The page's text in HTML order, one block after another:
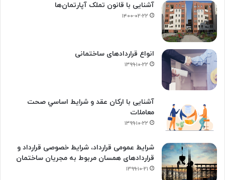
آشنایی با قانون تملک آپارتمان‌ها
۱۴۰۰-۰۲-۲۲
انواع قراردادهای ساختمانی
۱۳۹۹-۱۰-۲۲
آشنایی با ارکان عقد و شرايط اساسي صحت
معاملات
۱۳۹۹-۱۰-۲۲
شرایط عمومی قرارداد، شرایط خصوصی قرارداد و
قراردادهای همسان مربوط به مجریان ساختمان
۱۳۹۹-۱۰-۲۱